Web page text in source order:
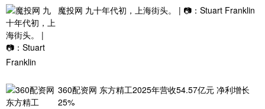
魔投网 九十年代初，上海街头。 | 📷：Stuart Franklin ​
360配资网 东方精工2025年营收54.57亿元 净利增长
25%